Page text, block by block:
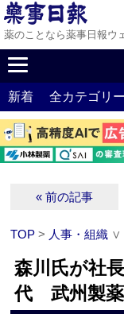
薬のことなら薬事日報ウ
新着 全カテゴリー
« 前の記事
TOP > 人事・組織 ∨
森川氏が社
代 武州製薬